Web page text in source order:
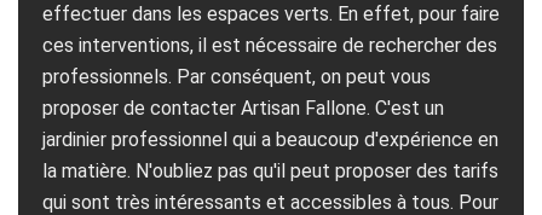
effectuer dans les espaces verts. En effet, pour faire
ces interventions, il est nécessaire de rechercher des
professionnels. Par conséquent, on peut vous
proposer de contacter Artisan Fallone. C'est un
jardinier professionnel qui a beaucoup d'expérience en
la matière. N'oubliez pas qu'il peut proposer des tarifs
qui sont très intéressants et accessibles à tous. Pour